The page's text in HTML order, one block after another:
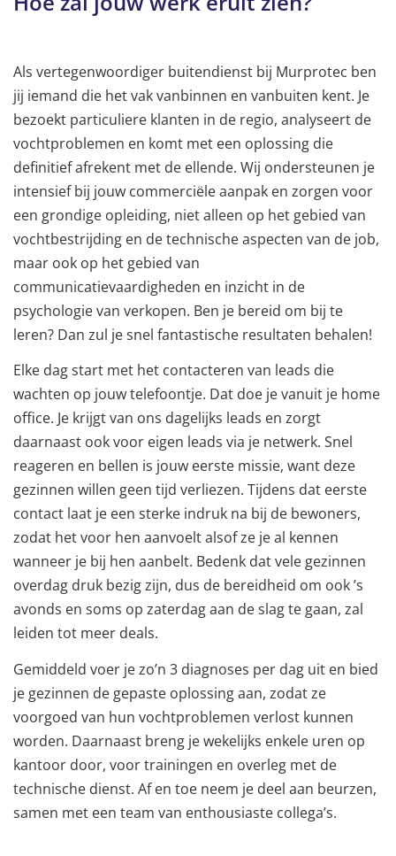
Als vertegenwoordiger buitendienst bij Murprotec ben
jij iemand die het vak vanbinnen en vanbuiten kent. Je
bezoekt particuliere klanten in de regio, analyseert de
vochtproblemen en komt met een oplossing die
definitief afrekent met de ellende. Wij ondersteunen je
intensief bij jouw commerciële aanpak en zorgen voor
een grondige opleiding, niet alleen op het gebied van
vochtbestrijding en de technische aspecten van de job,
maar ook op het gebied van
communicatievaardigheden en inzicht in de
psychologie van verkopen. Ben je bereid om bij te
leren? Dan zul je snel fantastische resultaten behalen!
Elke dag start met het contacteren van leads die
wachten op jouw telefoontje. Dat doe je vanuit je home
office. Je krijgt van ons dagelijks leads en zorgt
daarnaast ook voor eigen leads via je netwerk. Snel
reageren en bellen is jouw eerste missie, want deze
gezinnen willen geen tijd verliezen. Tijdens dat eerste
contact laat je een sterke indruk na bij de bewoners,
zodat het voor hen aanvoelt alsof ze je al kennen
wanneer je bij hen aanbelt. Bedenk dat vele gezinnen
overdag druk bezig zijn, dus de bereidheid om ook ’s
avonds en soms op zaterdag aan de slag te gaan, zal
leiden tot meer deals.
Gemiddeld voer je zo’n 3 diagnoses per dag uit en bied
je gezinnen de gepaste oplossing aan, zodat ze
voorgoed van hun vochtproblemen verlost kunnen
worden. Daarnaast breng je wekelijks enkele uren op
kantoor door, voor trainingen en overleg met de
technische dienst. Af en toe neem je deel aan beurzen,
samen met een team van enthousiaste collega’s.